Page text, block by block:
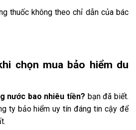
thuốc không theo chỉ dẫn của bác
chọn mua bảo hiểm du
nước bao nhiêu tiền? bạn đã biết.
ty bảo hiểm uy tín đáng tin cậy để